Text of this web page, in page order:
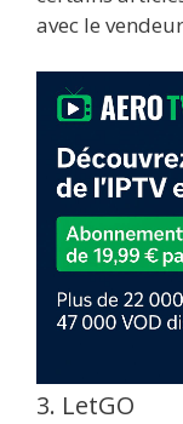
avec le
3. LetGO